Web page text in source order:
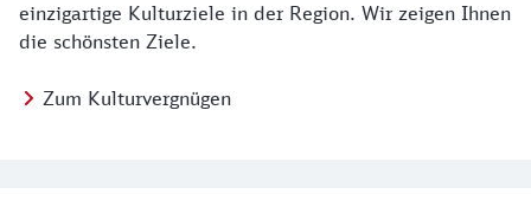
einzigartige Kulturziele in der Region. Wir zeigen Ihnen
die schönsten Ziele.
Zum Kulturvergnügen